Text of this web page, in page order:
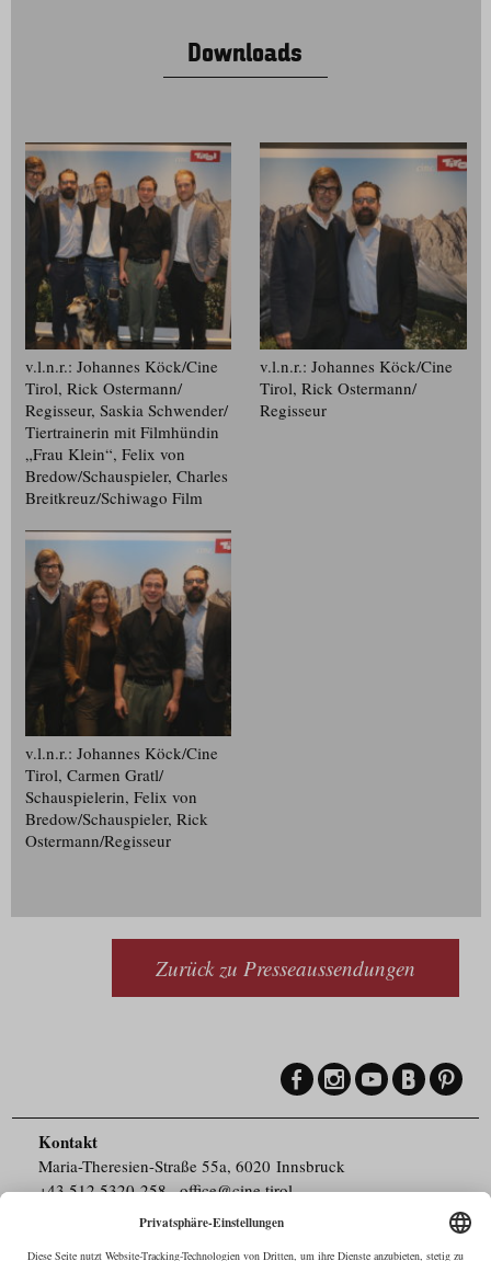
Downloads
v.l.n.r.: Johannes Köck/​Cine
Tirol, Rick Ostermann/​
Regisseur, Saskia Schwender/​
Tiertrainerin mit Filmhündin
„Frau Klein“, Felix von
Bredow/​Schauspieler, Charles
Breitkreuz/​Schiwago Film
v.l.n.r.: Johannes Köck/​Cine
Tirol, Rick Ostermann/​
Regisseur
v.l.n.r.: Johannes Köck/​Cine
Tirol, Carmen Gratl/​
Schauspielerin, Felix von
Bredow/​Schauspieler, Rick
Ostermann/​Regisseur
Zurück zu Presseaussendungen
Kontakt
Maria-Theresien-Straße 55a, 6020 Innsbruck
+43.512.5320-258,office@cine.tirol
Barrierefreiheit